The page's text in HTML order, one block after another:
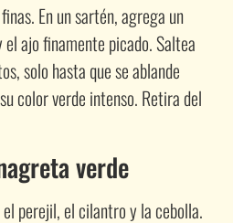
En un sartén, agrega un
ajo finamente picado. Saltea
solo hasta que se ablande
color verde intenso. Retira del
verde
perejil, el cilantro y la cebolla.